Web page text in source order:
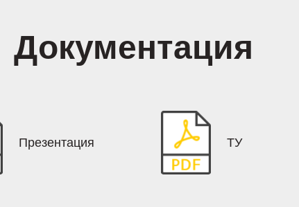
Документация
Презентация ТУ